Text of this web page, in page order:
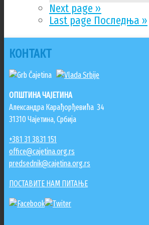
Next page ››
Last page Последња »
КОНТАКТ
ОПШТИНА ЧАЈЕТИНА
Александра Карађорђевића 34
31310 Чајетина, Србија
+381 31 3831 151
office@cajetina.org.rs
predsednik@cajetina.org.rs
ПОСТАВИТЕ НАМ ПИТАЊЕ